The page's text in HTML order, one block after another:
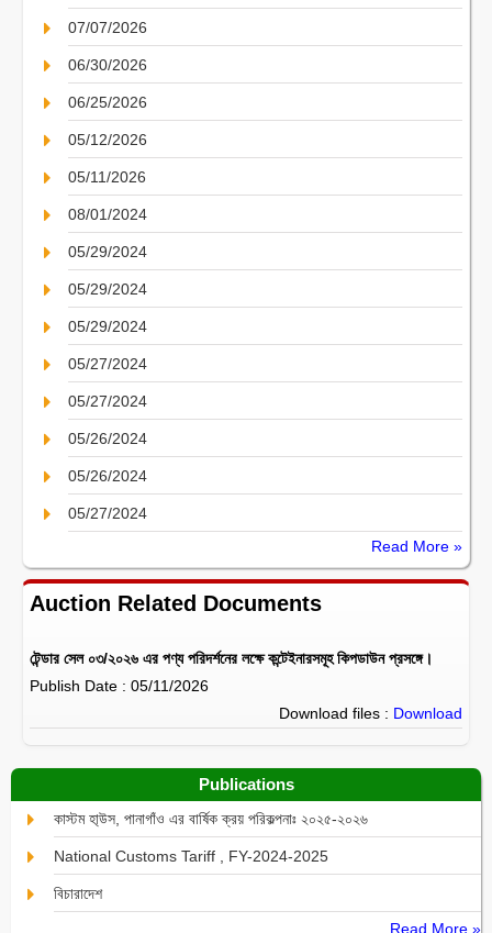
07/07/2026
06/30/2026
06/25/2026
05/12/2026
05/11/2026
08/01/2024
05/29/2024
05/29/2024
05/29/2024
05/27/2024
05/27/2024
05/26/2024
05/26/2024
05/27/2024
Read More »
Auction Related Documents
টেন্ডার সেল ০৩/২০২৬ এর পণ্য পরিদর্শনের লক্ষে কন্টেইনারসমূহ কিপডাউন প্রসঙ্গে।
Publish Date : 05/11/2026
Download files : Download
Publications
কাস্টম হা্উস, পানাগাঁও এর বার্ষিক ক্রয় পরিকল্পনাঃ ২০২৫-২০২৬
National Customs Tariff , FY-2024-2025
বিচারাদেশ
Read More »